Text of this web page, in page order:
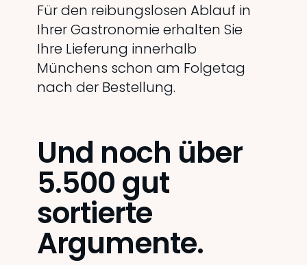
Für den reibungslosen Ablauf in
Ihrer Gastronomie erhalten Sie
Ihre Lieferung innerhalb
Münchens schon am Folgetag
nach der Bestellung.
Und noch über
5.500 gut
sortierte
Argumente.